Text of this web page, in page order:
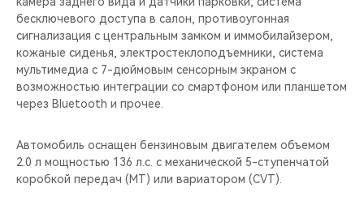
CHERY И СПОРТ
НАШИ МЕРОПРИЯТИЯ
ВИДЕООБЗОРЫ
бесключевого доступа в салон, противоугонная
сигнализация с центральным замком и иммобилайзером,
кожаные сиденья, электростеклоподъемники, система
мультимедиа с 7-дюймовым сенсорным экраном c
возможностью интеграции со смартфоном или планшетом
через Bluetooth и прочее.
Автомобиль оснащен бензиновым двигателем объемом
2.0 л мощностью 136 л.с. с механической 5-ступенчатой
коробкой передач (MT) или вариатором (CVT).